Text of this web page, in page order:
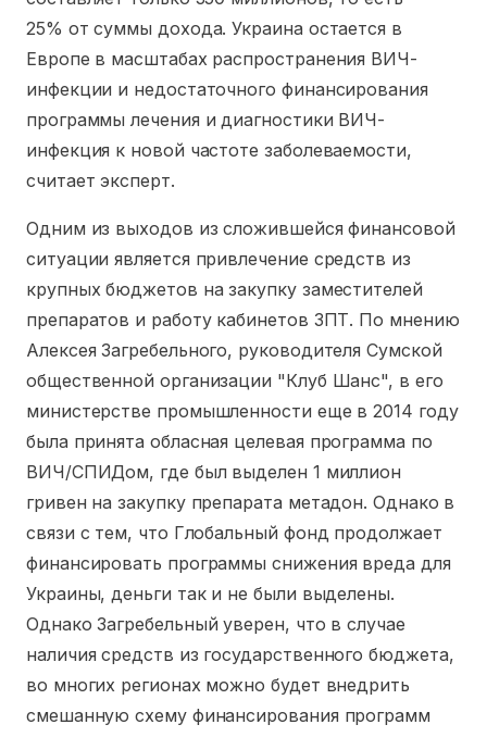
25% от суммы дохода. Украина остается в
Европе в масштабах распространения ВИЧ-
инфекции и недостаточного финансирования
программы лечения и диагностики ВИЧ-
инфекция к новой частоте заболеваемости,
считает эксперт.
Одним из выходов из сложившейся финансовой
ситуации является привлечение средств из
крупных бюджетов на закупку заместителей
препаратов и работу кабинетов ЗПТ. По мнению
Алексея Загребельного, руководителя Сумской
общественной организации "Клуб Шанс", в его
министерстве промышленности еще в 2014 году
была принята обласная целевая программа по
ВИЧ/СПИДом, где был выделен 1 миллион
гривен на закупку препарата метадон. Однако в
связи с тем, что Глобальный фонд продолжает
финансировать программы снижения вреда для
Украины, деньги так и не были выделены.
Однако Загребельный уверен, что в случае
наличия средств из государственного бюджета,
во многих регионах можно будет внедрить
смешанную схему финансирования программ